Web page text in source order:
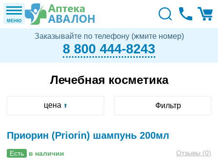
МЕНЮ
Заказывайте по телефону (жмите номер)
8 800 444-8243
Лечебная косметика
цена Фильтр
Приорин (Priorin) шампунь 200мл
Есть в наличии Отзывы (0)